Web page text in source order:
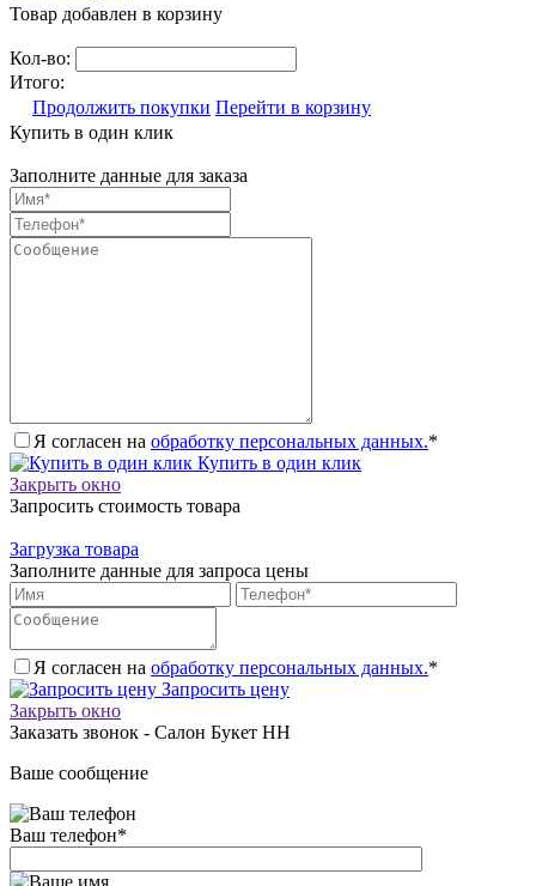
Товар добавлен в корзину
Кол-во:
Итого:
Продолжить покупки Перейти в корзину
Купить в один клик
Заполните данные для заказа
Я согласен на обработку персональных данных.*
Купить в один клик
Закрыть окно
Запросить стоимость товара
Загрузка товара
Заполните данные для запроса цены
Я согласен на обработку персональных данных.*
Запросить цену
Закрыть окно
Заказать звонок - Салон Букет НН
Ваше сообщение
Ваш телефон*